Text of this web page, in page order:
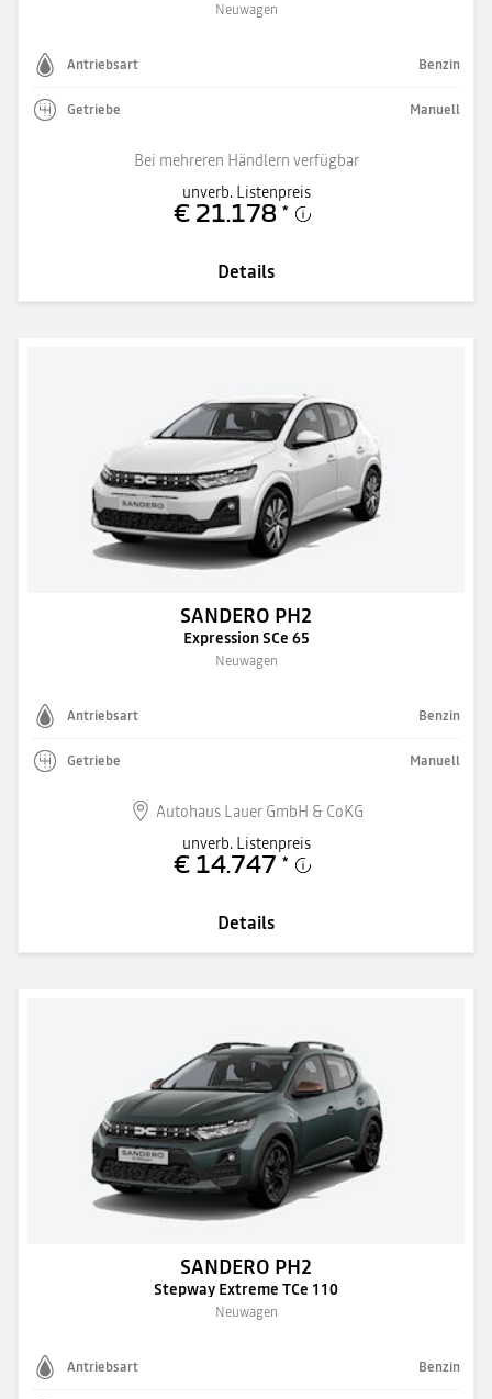
Neuwagen
Antriebsart Benzin
Getriebe Manuell
Bei mehreren Händlern verfügbar
unverb. Listenpreis
€ 21.178 *
Details
SANDERO PH2
Expression SCe 65
Neuwagen
Antriebsart Benzin
Getriebe Manuell
Autohaus Lauer GmbH & CoKG
unverb. Listenpreis
€ 14.747 *
Details
SANDERO PH2
Stepway Extreme TCe 110
Neuwagen
Antriebsart Benzin